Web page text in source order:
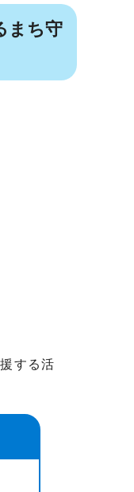
まち守
する活